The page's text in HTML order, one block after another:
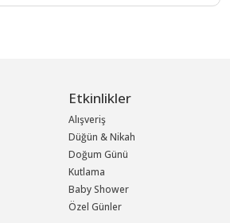
Etkinlikler
Alışveriş
Düğün & Nikah
Doğum Günü
Kutlama
Baby Shower
Özel Günler